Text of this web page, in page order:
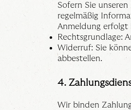
Sofern Sie
regelmäßig
Anmeldung
Rechtsgrundlage:
Widerruf: Sie
abbestellen.
4.
Wir binden